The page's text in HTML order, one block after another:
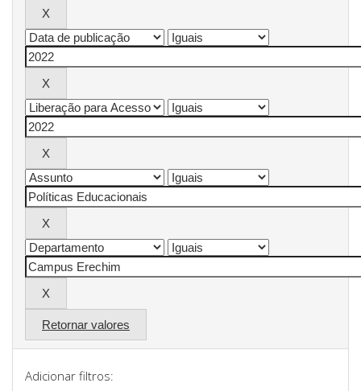
Retornar valores
Adicionar filtros: